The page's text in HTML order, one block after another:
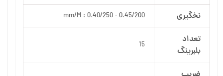
نخگیری mm/M : 0.40/250 - 0.45/200
تعداد
بلبرینگ
15